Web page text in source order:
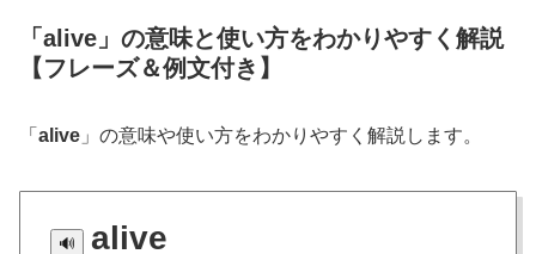
「alive」の意味と使い方をわかりやすく解説
【フレーズ＆例文付き】
「 alive 」の意味や使い方をわかりやすく解説します。
alive